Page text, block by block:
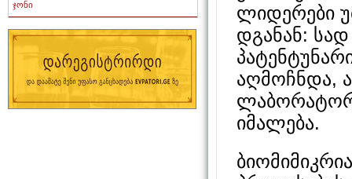
ჯონი
ლიდერები
დგანან:
აღმოჩნდა,
იმალება.